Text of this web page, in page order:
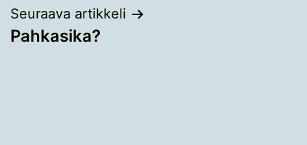
Seuraava artikkeli
Pahkasika?